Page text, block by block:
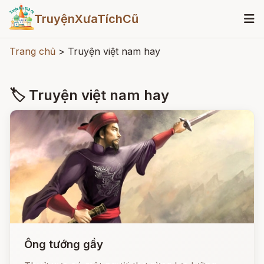
TruyệnXưaTíchCũ
Trang chủ > Truyện việt nam hay
🏷 Truyện việt nam hay
Ông tướng gầy